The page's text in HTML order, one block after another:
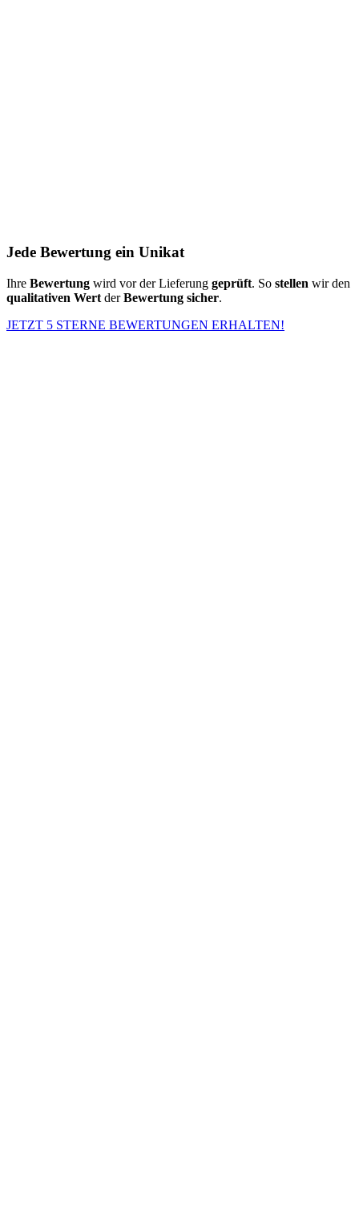
Jede Bewertung ein Unikat
Ihre Bewertung wird vor der Lieferung geprüft. So stellen wir den
qualitativen Wert derBewertung sicher.
JETZT 5 STERNE BEWERTUNGEN ERHALTEN!